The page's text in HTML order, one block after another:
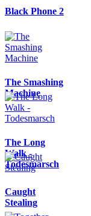
Black Phone 2
The Smashing
Machine
The Long
Walk -
Todesmarsch
Caught
Stealing